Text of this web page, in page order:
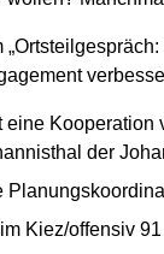
eine Kooperation
der
Kiez/offensiv 91